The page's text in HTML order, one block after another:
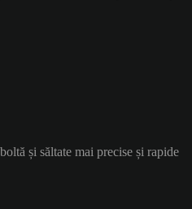
și săltate mai precise și rapide